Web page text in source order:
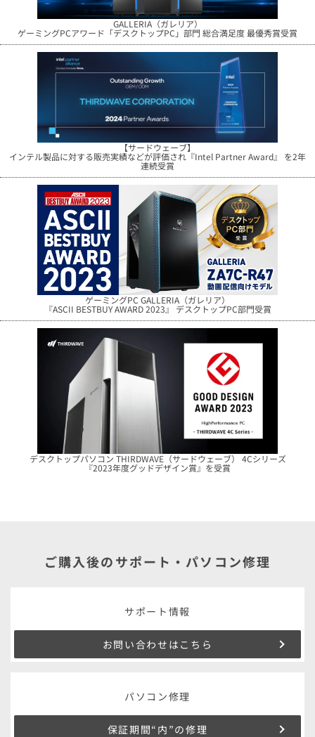
GALLERIA（ガレリア）
ゲーミングPCアワード「デスクトップPC」部門 総合満足度 最優秀賞受賞
【サードウェーブ】
インテル製品に対する販売実績などが評価され『Intel Partner Award』 を2年
連続受賞
ゲーミングPC GALLERIA（ガレリア）
『ASCII BESTBUY AWARD 2023』 デスクトップPC部門受賞
デスクトップパソコン THIRDWAVE（サードウェーブ） 4Cシリーズ
『2023年度グッドデザイン賞』を受賞
ご購入後のサポート・パソコン修理
サポート情報
お問い合わせはこちら
パソコン修理
保証期間“内”の修理